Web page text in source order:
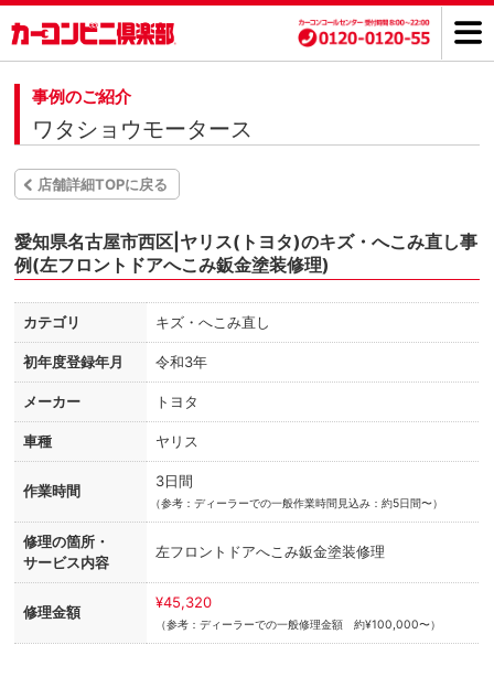
事例のご紹介
ワタショウモータース
店舗詳細TOPに戻る
愛知県名古屋市西区|ヤリス(トヨタ)のキズ・へこみ直し事
例(左フロントドアへこみ鈑金塗装修理)
カテゴリ キズ・へこみ直し
初年度登録年月 令和3年
メーカー トヨタ
車種 ヤリス
作業時間
3日間
（参考：ディーラーでの一般作業時間見込み：約5日間〜）
修理の箇所・
サービス内容
左フロントドアへこみ鈑金塗装修理
修理金額
¥45,320
（参考：ディーラーでの一般修理金額 約¥100,000〜）